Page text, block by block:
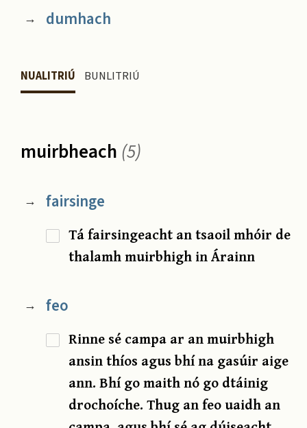
→ dumhach
NUALITRIÚ BUNLITRIÚ
muirbheach (5)
→ fairsinge
Tá fairsingeacht an tsaoil mhóir de
thalamh muirbhigh in Árainn
→ feo
Rinne sé campa ar an muirbhigh
ansin thíos agus bhí na gasúir aige
ann. Bhí go maith nó go dtáinig
drochoíche. Thug an feo uaidh an